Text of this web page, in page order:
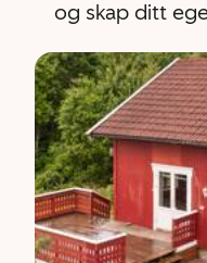
og skap ditt